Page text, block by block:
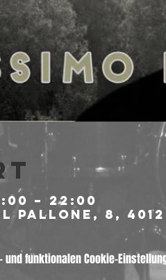
– 22:00
Pallone, 8,
funktionalen Cookie-